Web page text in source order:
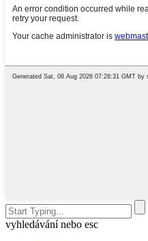
vyhledávání nebo esc